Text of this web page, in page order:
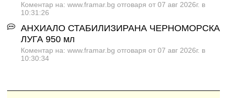
Коментар на: www.framar.bg отговаря от 07 авг 2026г. в
10:31:26
АНХИАЛО СТАБИЛИЗИРАНА ЧЕРНОМОРСКА
ЛУГА 950 мл
Коментар на: www.framar.bg отговаря от 07 авг 2026г. в
10:30:34